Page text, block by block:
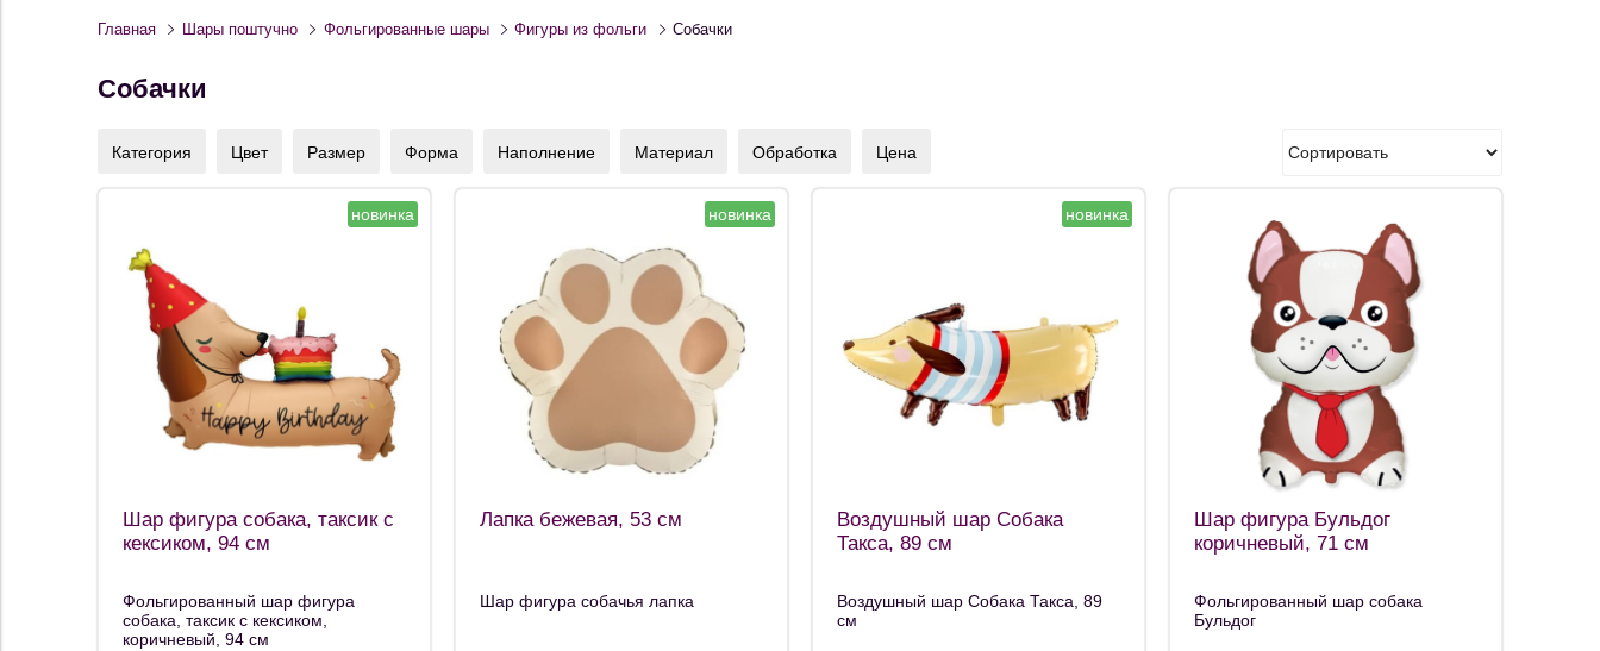
Главная Шары поштучно Фольгированные шары Фигуры из фольги Собачки
Собачки
Категория Цвет Размер Форма Наполнение Материал Обработка Цена
новинка
Шар фигура собака, таксик с
кексиком, 94 см
Фольгированный шар фигура
собака, таксик с кексиком,
коричневый, 94 см
новинка
Лапка бежевая, 53 см
Шар фигура собачья лапка
новинка
Воздушный шар Собака
Такса, 89 см
Воздушный шар Собака Такса, 89
см
Шар фигура Бульдог
коричневый, 71 см
Фольгированный шар собака
Бульдог